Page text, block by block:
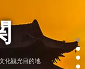
化観光目的地